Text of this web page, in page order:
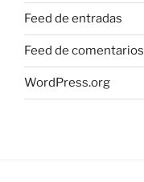
Feed de entradas
Feed de comentarios
WordPress.org